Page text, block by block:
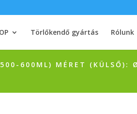
Törlőkendő gyártás Rólunk
600ML) MÉRET (KÜLSŐ):